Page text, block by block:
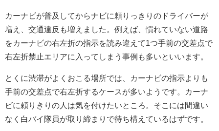
カーナビが普及してからナビに頼りっきりのドライバーが
増え、交通違反も増えました。例えば、慣れていない道路
をカーナビの右左折の指示を読み違えて1つ手前の交差点で
右左折禁止エリアに入ってしまう事例も多いといいます。
とくに渋滞がよくおこる場所では、カーナビの指示よりも
手前の交差点で右左折するケースが多いようです。カーナ
ビに頼りきりの人は気を付けたいところ。そこには間違い
なく白バイ隊員が取り締まりで待ち構えているはずです。